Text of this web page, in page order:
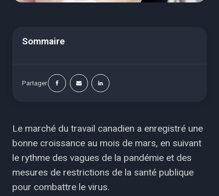
Sommaire
Partager
Le marché du travail canadien a enregistré une
bonne croissance au mois de mars, en suivant
le rythme des vagues de la pandémie et des
mesures de restrictions de la santé publique
pour combattre le virus.